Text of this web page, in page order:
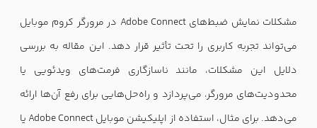
مشکلات نمایش ضبط‌های Adobe Connect در مرورگر کروم موبایل
می‌تواند تجربه کاربری را تحت تأثیر قرار دهد. این مقاله به بررسی
دلایل این مشکلات، مانند ناسازگاری فرمت‌های ویدئویی یا
محدودیت‌های مرورگر، می‌پردازد و راه‌حل‌هایی برای رفع آن‌ها ارائه
می‌دهد. برای مثال، استفاده از اپلیکیشن موبایل Adobe Connect یا